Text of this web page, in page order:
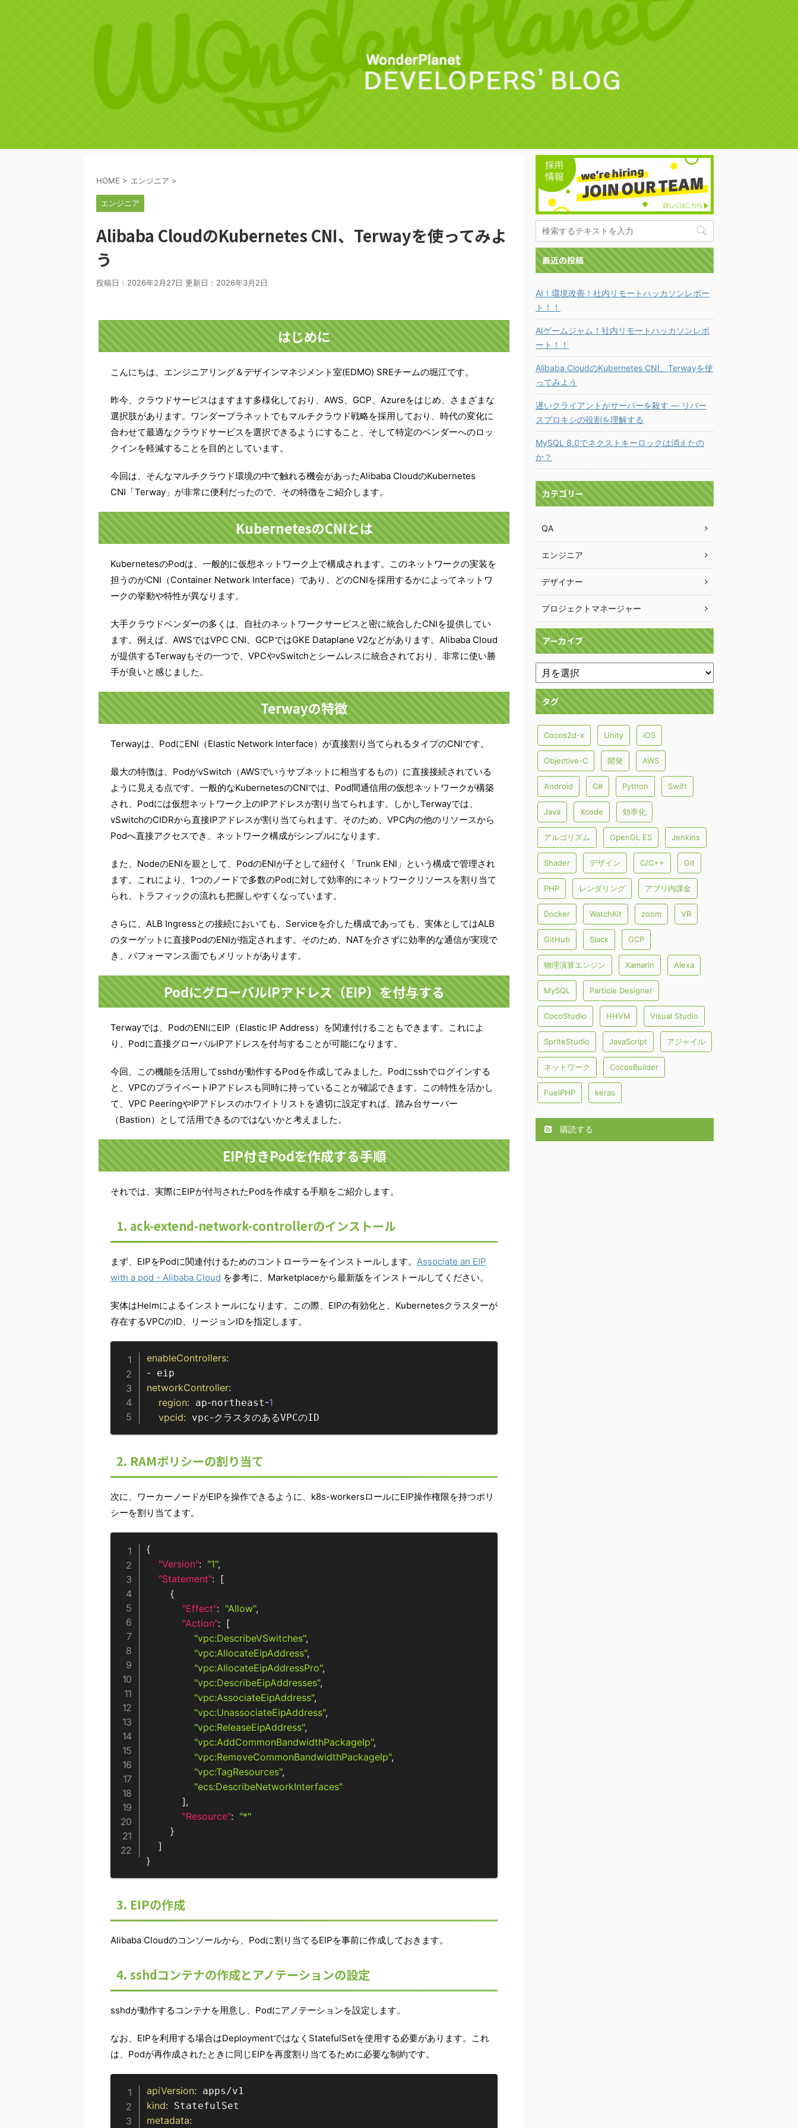
HOME > エンジニア >
エンジニア
Alibaba CloudのKubernetes CNI、Terwayを使ってみよ
う
投稿日：2026年2月27日 更新日： 2026年3月2日
はじめに
こんにちは。エンジニアリング＆デザインマネジメント室(EDMO) SREチームの堀江です。
昨今、クラウドサービスはますます多様化しており、AWS、GCP、Azureをはじめ、さまざまな
選択肢があります。ワンダープラネットでもマルチクラウド戦略を採用しており、時代の変化に
合わせて最適なクラウドサービスを選択できるようにすること、そして特定のベンダーへのロッ
クインを軽減することを目的としています。
今回は、そんなマルチクラウド環境の中で触れる機会があったAlibaba CloudのKubernetes
CNI「Terway」が非常に便利だったので、その特徴をご紹介します。
KubernetesのCNIとは
KubernetesのPodは、一般的に仮想ネットワーク上で構成されます。このネットワークの実装を
担うのがCNI（Container Network Interface）であり、どのCNIを採用するかによってネットワ
ークの挙動や特性が異なります。
大手クラウドベンダーの多くは、自社のネットワークサービスと密に統合したCNIを提供してい
ます。例えば、AWSではVPC CNI、GCPではGKE Dataplane V2などがあります。Alibaba Cloud
が提供するTerwayもその一つで、VPCやvSwitchとシームレスに統合されており、非常に使い勝
手が良いと感じました。
Terwayの特徴
Terwayは、PodにENI（Elastic Network Interface）が直接割り当てられるタイプのCNIです。
最大の特徴は、PodがvSwitch（AWSでいうサブネットに相当するもの）に直接接続されている
ように見える点です。一般的なKubernetesのCNIでは、Pod間通信用の仮想ネットワークが構築
され、Podには仮想ネットワーク上のIPアドレスが割り当てられます。しかしTerwayでは、
vSwitchのCIDRから直接IPアドレスが割り当てられます。そのため、VPC内の他のリソースから
Podへ直接アクセスでき、ネットワーク構成がシンプルになります。
また、NodeのENIを親として、PodのENIが子として紐付く「Trunk ENI」という構成で管理され
ます。これにより、1つのノードで多数のPodに対して効率的にネットワークリソースを割り当て
られ、トラフィックの流れも把握しやすくなっています。
さらに、ALB Ingressとの接続においても、Serviceを介した構成であっても、実体としてはALB
のターゲットに直接PodのENIが指定されます。そのため、NATを介さずに効率的な通信が実現で
き、パフォーマンス面でもメリットがあります。
PodにグローバルIPアドレス（EIP）を付与する
Terwayでは、PodのENIにEIP（Elastic IP Address）を関連付けることもできます。これによ
り、Podに直接グローバルIPアドレスを付与することが可能になります。
今回、この機能を活用してsshdが動作するPodを作成してみました。Podにsshでログインする
と、VPCのプライベートIPアドレスも同時に持っていることが確認できます。この特性を活かし
て、VPC PeeringやIPアドレスのホワイトリストを適切に設定すれば、踏み台サーバー
（Bastion）として活用できるのではないかと考えました。
EIP付きPodを作成する手順
それでは、実際にEIPが付与されたPodを作成する手順をご紹介します。
1. ack-extend-network-controllerのインストール
まず、EIPをPodに関連付けるためのコントローラーをインストールします。 Associate an EIP
with a pod - Alibaba Cloud を参考に、Marketplaceから最新版をインストールしてください。
実体はHelmによるインストールになります。この際、EIPの有効化と、Kubernetesクラスターが
存在するVPCのID、リージョンIDを指定します。
enableControllers:
-
networkController:
region: ap-northeast-1
vpcid: vpc-クラスタのあるVPCのID
2. RAMポリシーの割り当て
次に、ワーカーノードがEIPを操作できるように、k8s-workersロールにEIP操作権限を持つポリ
シーを割り当てます。
{
"Version": "1",
"Statement": [
{
"Effect": "Allow",
"Action": [
"vpc:DescribeVSwitches",
"vpc:AllocateEipAddress",
"vpc:AllocateEipAddressPro",
"vpc:DescribeEipAddresses",
"vpc:AssociateEipAddress",
"vpc:UnassociateEipAddress",
"vpc:ReleaseEipAddress",
"vpc:AddCommonBandwidthPackageIp",
"vpc:RemoveCommonBandwidthPackageIp",
"vpc:TagResources",
"ecs:DescribeNetworkInterfaces"
],
"Resource": "*"
}
]
}
3. EIPの作成
Alibaba Cloudのコンソールから、Podに割り当てるEIPを事前に作成しておきます。
4. sshdコンテナの作成とアノテーションの設定
sshdが動作するコンテナを用意し、Podにアノテーションを設定します。
なお、EIPを利用する場合はDeploymentではなくStatefulSetを使用する必要があります。これ
は、Podが再作成されたときに同じEIPを再度割り当てるために必要な制約です。
apiVersion:
kind:
metadata:
最近の投稿
AI！環境改善！社内リモートハッカソンレポー
ト！！
AIゲームジャム！社内リモートハッカソンレポ
ート！！
Alibaba CloudのKubernetes CNI、Terwayを使
ってみよう
遅いクライアントがサーバーを殺す ― リバー
スプロキシの役割を理解する
MySQL 8.0でネクストキーロックは消えたの
か？
カテゴリー
QA
エンジニア
デザイナー
プロジェクトマネージャー
アーカイブ
タグ
Cocos2d-x Unity iOS
Objective-C 開発 AWS
Android C# Python Swift
Java Xcode 効率化
アルゴリズム OpenGL ES Jenkins
Shader デザイン C/C++ Git
PHP レンダリング アプリ内課金
Docker WatchKit zoom VR
GitHub Slack GCP
物理演算エンジン Xamarin Alexa
MySQL Particle Designer
CocoStudio HHVM Visual Studio
SpriteStudio JavaScript アジャイル
ネットワーク CocosBuilder
FuelPHP keras
購読する